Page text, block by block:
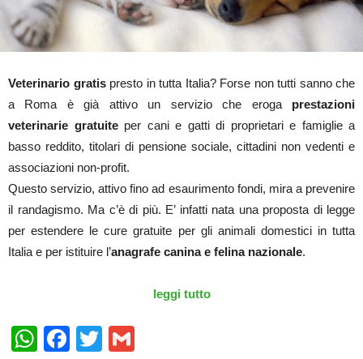
Veterinario gratispresto in tutta Italia? Forse non tutti sanno che
a Roma è già attivo un servizio che eroga prestazioni
veterinarie gratuiteper cani e gatti di proprietari e famiglie a
basso reddito, titolari di pensione sociale, cittadini non vedenti e
associazioni non-profit.
Questo servizio, attivo fino ad esaurimento fondi, mira a prevenire
il randagismo. Ma c’è di più. E’ infatti nata una proposta di legge
per estendere le cure gratuite per gli animali domestici in tutta
Italia e per istituire l’anagrafe canina e felina nazionale.
leggi tutto
WhatsApp
Facebook
Twitter